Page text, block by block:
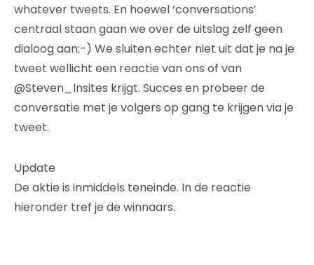
whatever tweets. En hoewel ‘conversations’
centraal staan gaan we over de uitslag zelf geen
dialoog aan;-) We sluiten echter niet uit dat je na je
tweet wellicht een reactie van ons of van
@Steven_Insites krijgt. Succes en probeer de
conversatie met je volgers op gang te krijgen via je
tweet.
Update
De aktie is inmiddels teneinde. In de reactie
hieronder tref je de winnaars.